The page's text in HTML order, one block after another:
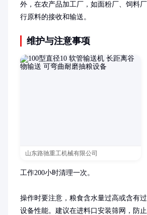
外，在农产品加工厂，如面粉厂、饲料
行原料的接收和输送。
维护与注意事项
山东路驰重工机械有限公司
工作200小时清理一次。
操作时要注意，粮食含水量过高或含有
设备性能。建议在进料口安装筛网，防